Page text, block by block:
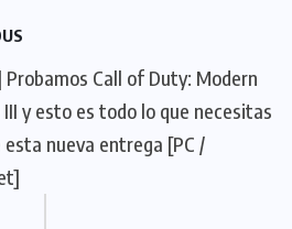
Probamos Call of Duty: Modern
y esto es todo lo que necesitas
esta nueva entrega [PC /